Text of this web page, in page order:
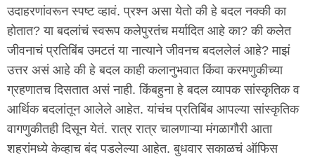
उदाहरणांवरून स्पष्ट व्हावं. प्रश्न असा येतो की हे बदल नक्की का
होतात? या बदलांचं स्वरूप कलेपुरतंच मर्यादित आहे का? की कलेत
जीवनाचं प्रतिबिंब उमटतं या नात्याने जीवनच बदललेलं आहे? माझं
उत्तर असं आहे की हे बदल काही कलानुभवात किंवा करमणुकीच्या
ग्रहणातच दिसतात असं नाही. किंबहुना हे बदल व्यापक सांस्कृतिक व
आर्थिक बदलांतून आलेले आहेत. यांचंच प्रतिबिंब आपल्या सांस्कृतिक
वागणुकीतही दिसून येतं. रात्र रात्र चालणाऱ्या मंगळागौरी आता
शहरांमध्ये केव्हाच बंद पडलेल्या आहेत. बुधवार सकाळचं ऑफिस